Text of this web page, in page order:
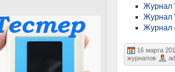
Журнал
Журнал
Журнал
16 марта
журналов